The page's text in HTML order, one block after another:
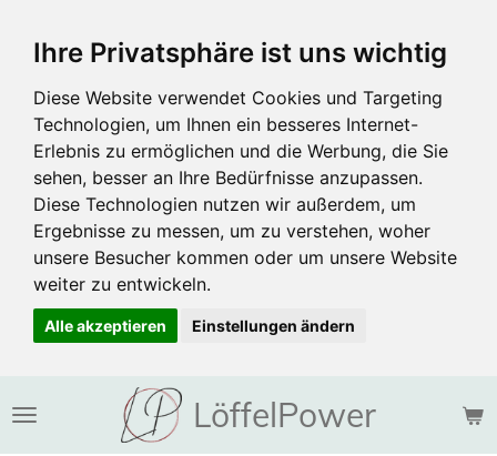
Ihre Privatsphäre ist uns wichtig
Diese Website verwendet Cookies und Targeting
Technologien, um Ihnen ein besseres Internet-
Erlebnis zu ermöglichen und die Werbung, die Sie
sehen, besser an Ihre Bedürfnisse anzupassen.
Diese Technologien nutzen wir außerdem, um
Ergebnisse zu messen, um zu verstehen, woher
unsere Besucher kommen oder um unsere Website
weiter zu entwickeln.
Alle akzeptieren Einstellungen ändern
Hauptinhalt
LöffelPower